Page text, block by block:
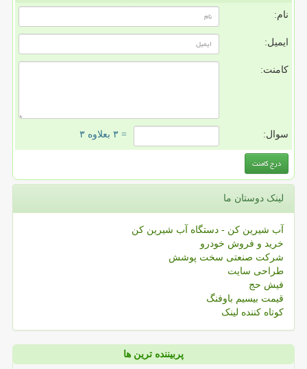
نام:
ایمیل:
کامنت:
سوال: = ۳ بعلاوه ۳
لینک دوستان ما
آب شیرین کن - دستگاه آب شیرین کن
خرید و فروش خودرو
شرکت صنعتی سخت پوشش
طراحی سایت
فیش حج
قیمت بیسیم باوفنگ
کوتاه کننده لینک
پربیننده ترین ها